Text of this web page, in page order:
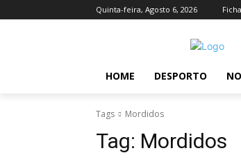
Quinta-feira, Agosto 6, 2026
HOME DESPORTO
Tags Mordidos
Tag: Mordidos